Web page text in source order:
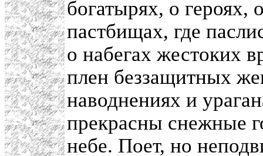
богатырях, о героях,
пастбищах, где
о набегах жестоких
плен беззащитных
наводнениях и
прекрасны снежные
небе. Поет, но